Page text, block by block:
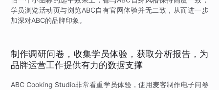
学员浏览活动页与浏览ABC自有官网体验并无二致，从而进一步
加深对ABC的品牌印象。
制作调研问卷，收集学员体验，获取分析报告，为
品牌运营工作提供有力的数据支撑
ABC Cooking Studio非常看重学员体验，使用麦客制作电子问卷